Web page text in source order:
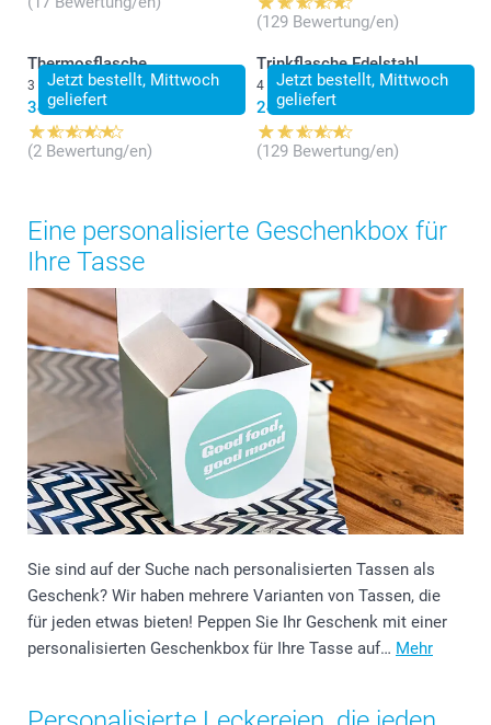
(129 Bewertung/en)
Jetzt bestellt, Mittwoch
geliefert
Thermosflasche
3 Varianten
34.95
(2 Bewertung/en)
Jetzt bestellt, Mittwoch
geliefert
Trinkflasche Edelstahl
4 Varianten
24.95
(129 Bewertung/en)
Eine personalisierte Geschenkbox für
Ihre Tasse
Sie sind auf der Suche nach personalisierten Tassen als
Geschenk? Wir haben mehrere Varianten von Tassen, die
für jeden etwas bieten! Peppen Sie Ihr Geschenk mit einer
personalisierten Geschenkbox für Ihre Tasse auf… Mehr